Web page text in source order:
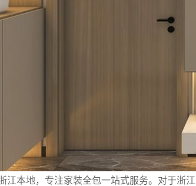
江本地，专注家装全包一站式服务。对于浙